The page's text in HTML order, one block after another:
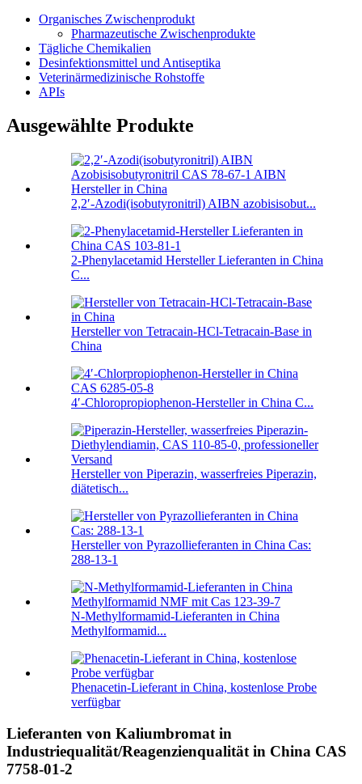
Organisches Zwischenprodukt
Pharmazeutische Zwischenprodukte
Tägliche Chemikalien
Desinfektionsmittel und Antiseptika
Veterinärmedizinische Rohstoffe
APIs
Ausgewählte Produkte
2,2′-Azodi(isobutyronitril) AIBN azobisisobut...
2-Phenylacetamid Hersteller Lieferanten in China
C...
Hersteller von Tetracain-HCl-Tetracain-Base in
China
4′-Chloropropiophenon-Hersteller in China C...
Hersteller von Piperazin, wasserfreies Piperazin,
diätetisch...
Hersteller von Pyrazollieferanten in China Cas:
288-13-1
N-Methylformamid-Lieferanten in China
Methylformamid...
Phenacetin-Lieferant in China, kostenlose Probe
verfügbar
Lieferanten von Kaliumbromat in
Industriequalität/Reagenzienqualität in China CAS
7758-01-2